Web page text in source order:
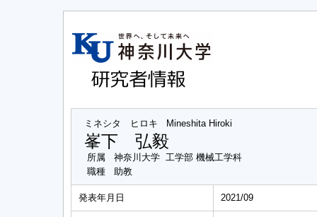
ミネシタ ヒロキ Mineshita Hiroki
峯下 弘毅
所属
神奈川大学 工学部 機械工学科
職種
助教
発表年月日 2021/09